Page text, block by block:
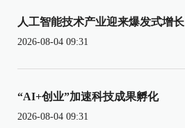
人工智能技术产业迎来爆发式增长
2026-08-04 09:31
“AI+创业”加速科技成果孵化
2026-08-04 09:31